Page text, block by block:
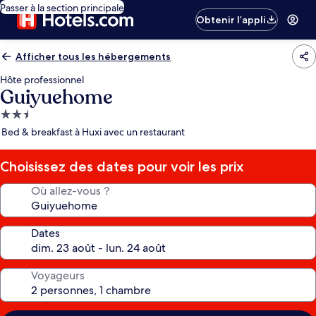
Passer à la section principale
Obtenir l’appli
Afficher tous les hébergements
Hôte professionnel
Guiyuehome
Hébergement
2.5 étoiles
Bed & breakfast à Huxi avec un restaurant
Choisissez des dates pour voir les prix
Où allez-vous ?
Dates
Voyageurs